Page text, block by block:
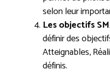
selon leur
Les objectifs
définir des
Atteignables,
définis.